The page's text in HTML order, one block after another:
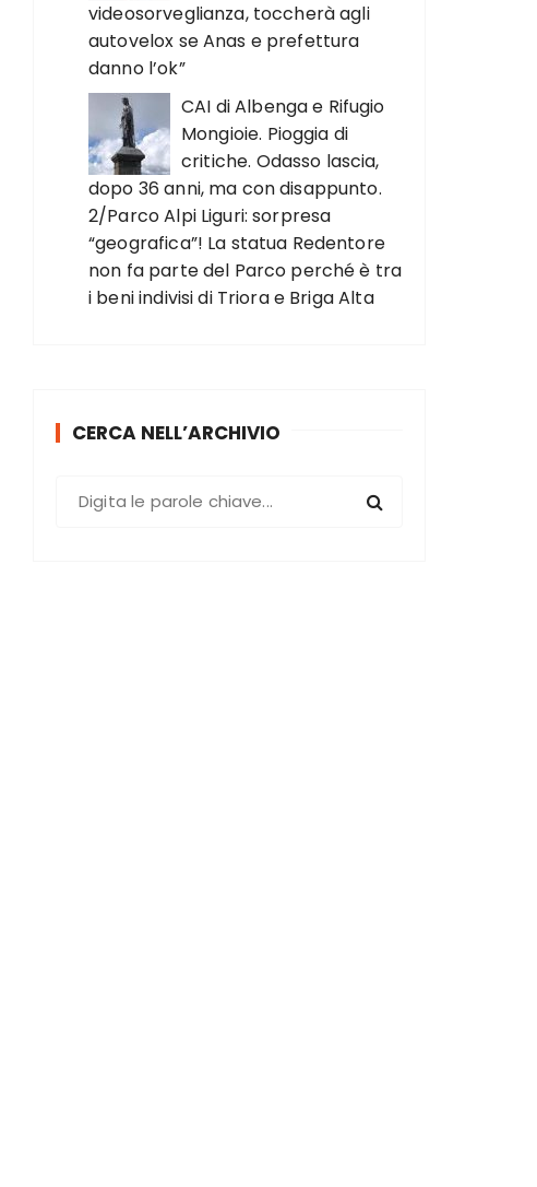
videosorveglianza, toccherà agli
autovelox se Anas e prefettura
danno l’ok”
CAI di Albenga e Rifugio
Mongioie. Pioggia di
critiche. Odasso lascia,
dopo 36 anni, ma con disappunto.
2/Parco Alpi Liguri: sorpresa
“geografica”! La statua Redentore
non fa parte del Parco perché è tra
i beni indivisi di Triora e Briga Alta
CERCA NELL’ARCHIVIO